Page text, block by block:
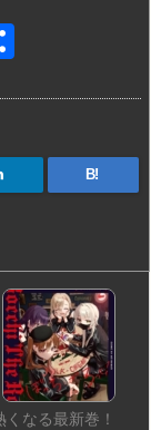
B!
くなる最新巻！